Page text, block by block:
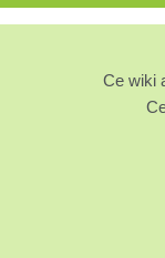
Ce wiki